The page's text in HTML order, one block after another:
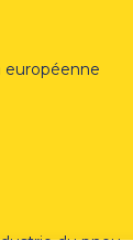
européenne